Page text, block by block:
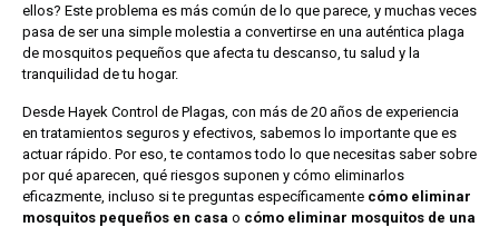
ellos? Este problema es más común de lo que parece, y muchas veces
pasa de ser una simple molestia a convertirse en una auténtica plaga
de mosquitos pequeños que afecta tu descanso, tu salud y la
tranquilidad de tu hogar.
Desde Hayek Control de Plagas, con más de 20 años de experiencia
en tratamientos seguros y efectivos, sabemos lo importante que es
actuar rápido. Por eso, te contamos todo lo que necesitas saber sobre
por qué aparecen, qué riesgos suponen y cómo eliminarlos
eficazmente, incluso si te preguntas específicamente cómo eliminar
mosquitos pequeños en casa o cómo eliminar mosquitos de una